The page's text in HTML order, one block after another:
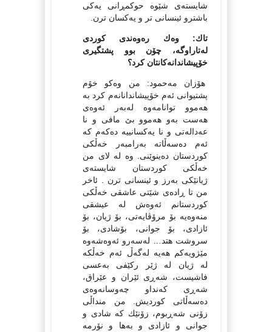
شایسته‌ی شێوه‌ حوكمڕانی یه‌كی
باشترو ئینسانی تر و یه‌كسان ترن.
تاك: وه‌ك ره‌وه‌ندى كوردى
له‌تاراوگه‌، چۆن بوو پشتگیری
خۆپیشاندانه‌كانتان كرد؟
هۆزان مه‌حمود: من وه‌كو خۆم
پشتیوانی ئه‌م خۆپیشاندانانه‌م كرد به‌
هه‌موو توانامه‌وه‌ له‌به‌ر ئه‌وه‌ی
هه‌ست به‌و هه‌موو بێ مافی و نا
عه‌داله‌تی و نا یه‌كسانییه‌ ده‌كه‌م كه‌
ئه‌م ده‌سه‌ڵاته‌ به‌رامبه‌ر خه‌ڵكی
كوردستان ده‌ینوێنی. وه‌ له‌ لای من
خه‌ڵكی كوردستان شایسته‌ی
ژیانێكی به‌رز و ئینسانی ترن . ئاخر
من تا ڕاده‌ی شێتی عاشقی خه‌ڵكی
كوردستانم ئه‌وه‌ش له‌ عیشقی
منه‌وه‌یه‌ بۆ مرۆڤایه‌تی، بۆ ژیان، بۆ
ئازادی، بۆ جوانی، بۆشادی، بۆ
سروشت هتد… له‌سه‌رو ئه‌وه‌شه‌وه‌
مێژویه‌كم هه‌یه‌ له‌گه‌ڵ ئه‌م خه‌ڵكه‌
له‌ ژیان له‌ ژێر ركێفی به‌عسی
فاشیست، شه‌ڕی ئێران و عێراق،
شه‌ڕی كه‌نداو چه‌وسانه‌وه‌ی
ده‌سه‌ڵاتی كوردیش. من منداڵی
زۆنی شه‌ڕبوم، زۆنێك كه‌ شادی و
جوانی و ئازادی و به‌ها و نۆرمه‌